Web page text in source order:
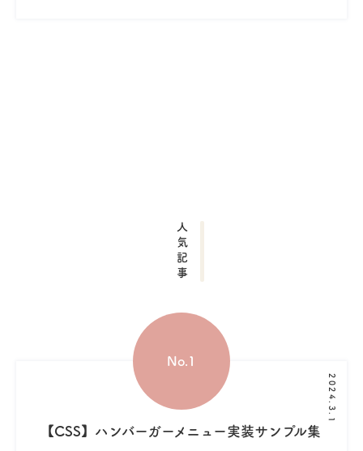
人気記事
2024.3.1
【CSS】ハンバーガーメニュー実装サンプル集